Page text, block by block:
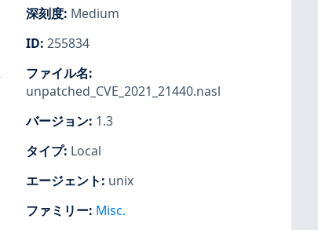
深刻度: Medium
ID: 255834
ファイル名:
unpatched_CVE_2021_21440.nasl
バージョン: 1.3
タイプ: Local
エージェント: unix
ファミリー: Misc.